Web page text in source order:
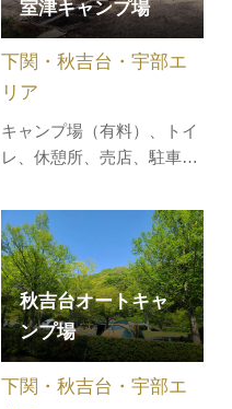
園内はシート張りの遊歩道
が整備され、ベンチなどの
休憩スペースもあります。
斜面を上が…
室津キャンプ場
キャンプ場（有料）、トイ
レ、休憩所、売店、駐車場
は、海の家開設期間中のみ
下関・秋吉台・宇部エ
リア
秋吉台オートキャ
ンプ場
下関・秋吉台・宇部エ